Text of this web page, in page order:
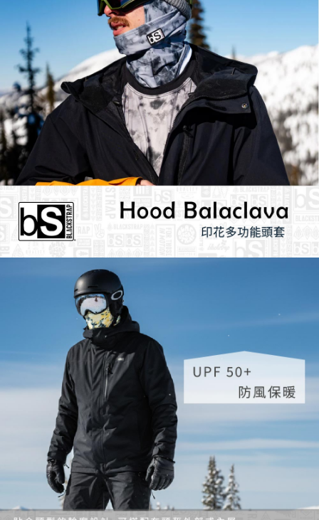
１．透過由恩沛科技股份有限公司提供之「AFTEE先享後付」服務完成之交
易，需依本服務之必要範圍內提供個人資料，並將交易相關給付款項請求債
權轉讓予恩沛科技股份有限公司。
２．關於個人資料處理事宜，請瀏覽以下網址：
https://aftee.tw/terms/#terms3
３．未成年的使用者請事先徵得法定代理人或監護人之同意方可使用
「AFTEE先享後付」，若未經同意申辦者引起之損失，本公司不負相關責
任。
４．使用「AFTEE先享後付」時，將依據個別帳號之用戶狀況，依本公司即
時審查核予不同之上限額度；若仍有額度不足之情形，本公司將視審查結果
請求用戶進行身份認證。
５．嚴禁一人註冊多個帳號或使用他人資訊註冊。若發現惡意使用之情形，
恩沛科技股份有限公司將有權停止該用戶之使用額度並採取法律行動。
貨到付款
每筆NT$130，滿NT$3,000(含以上)免運費